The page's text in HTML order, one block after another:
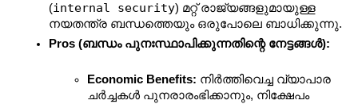
(internal security) മറ്റ് രാജ്യങ്ങളുമായുള്ള
നയതന്ത്ര ബന്ധത്തെയും ഒരുപോലെ ബാധിക്കുന്നു.
Pros (ബന്ധം പുനഃസ്ഥാപിക്കുന്നതിന്റെ നേട്ടങ്ങൾ):
Economic Benefits: നിർത്തിവെച്ച വ്യാപാര
ചർച്ചകൾ പുനരാരംഭിക്കാനും, നിക്ഷേപം